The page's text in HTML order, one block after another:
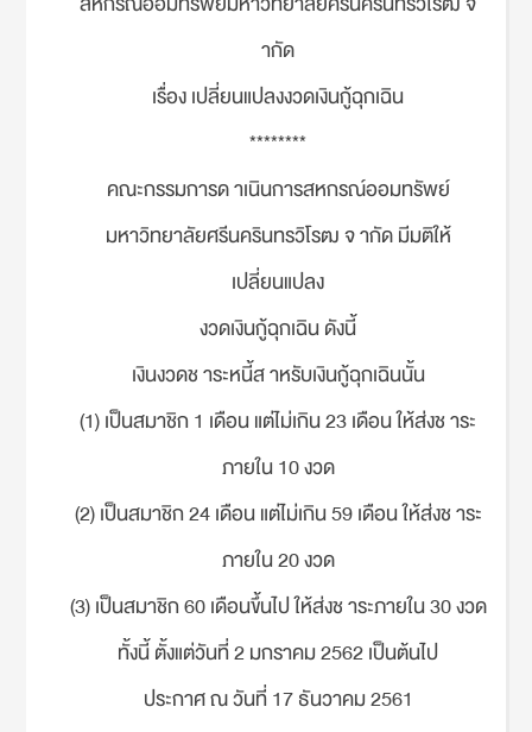
ากัด
เรื่อง เปลี่ยนแปลงงวดเงินกู้ฉุกเฉิน
********
คณะกรรมการด าเนินการสหกรณ์ออมทรัพย์
มหาวิทยาลัยศรีนครินทรวิโรฒ จ ากัด มีมติให้
เปลี่ยนแปลง
งวดเงินกู้ฉุกเฉิน ดังนี้
เงินงวดช าระหนี้ส าหรับเงินกู้ฉุกเฉินนั้น
(1) เป็นสมาชิก 1 เดือน แต่ไม่เกิน 23 เดือน ให้ส่งช าระ
ภายใน 10 งวด
(2) เป็นสมาชิก 24 เดือน แต่ไม่เกิน 59 เดือน ให้ส่งช าระ
ภายใน 20 งวด
(3) เป็นสมาชิก 60 เดือนขึ้นไป ให้ส่งช าระภายใน 30 งวด
ทั้งนี้ ตั้งแต่วันที่ 2 มกราคม 2562 เป็นต้นไป
ประกาศ ณ วันที่ 17 ธันวาคม 2561